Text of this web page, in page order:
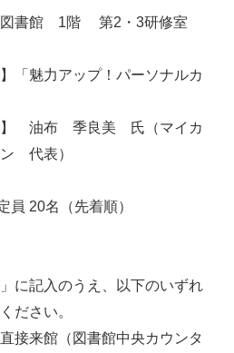
館 1階 第2・3研修室
力アップ！パーソナルカ
季良美 氏（マイカ
代表）
20名（先着順）
記入のうえ、以下のいずれ
ださい。
図書館中央カウンタ